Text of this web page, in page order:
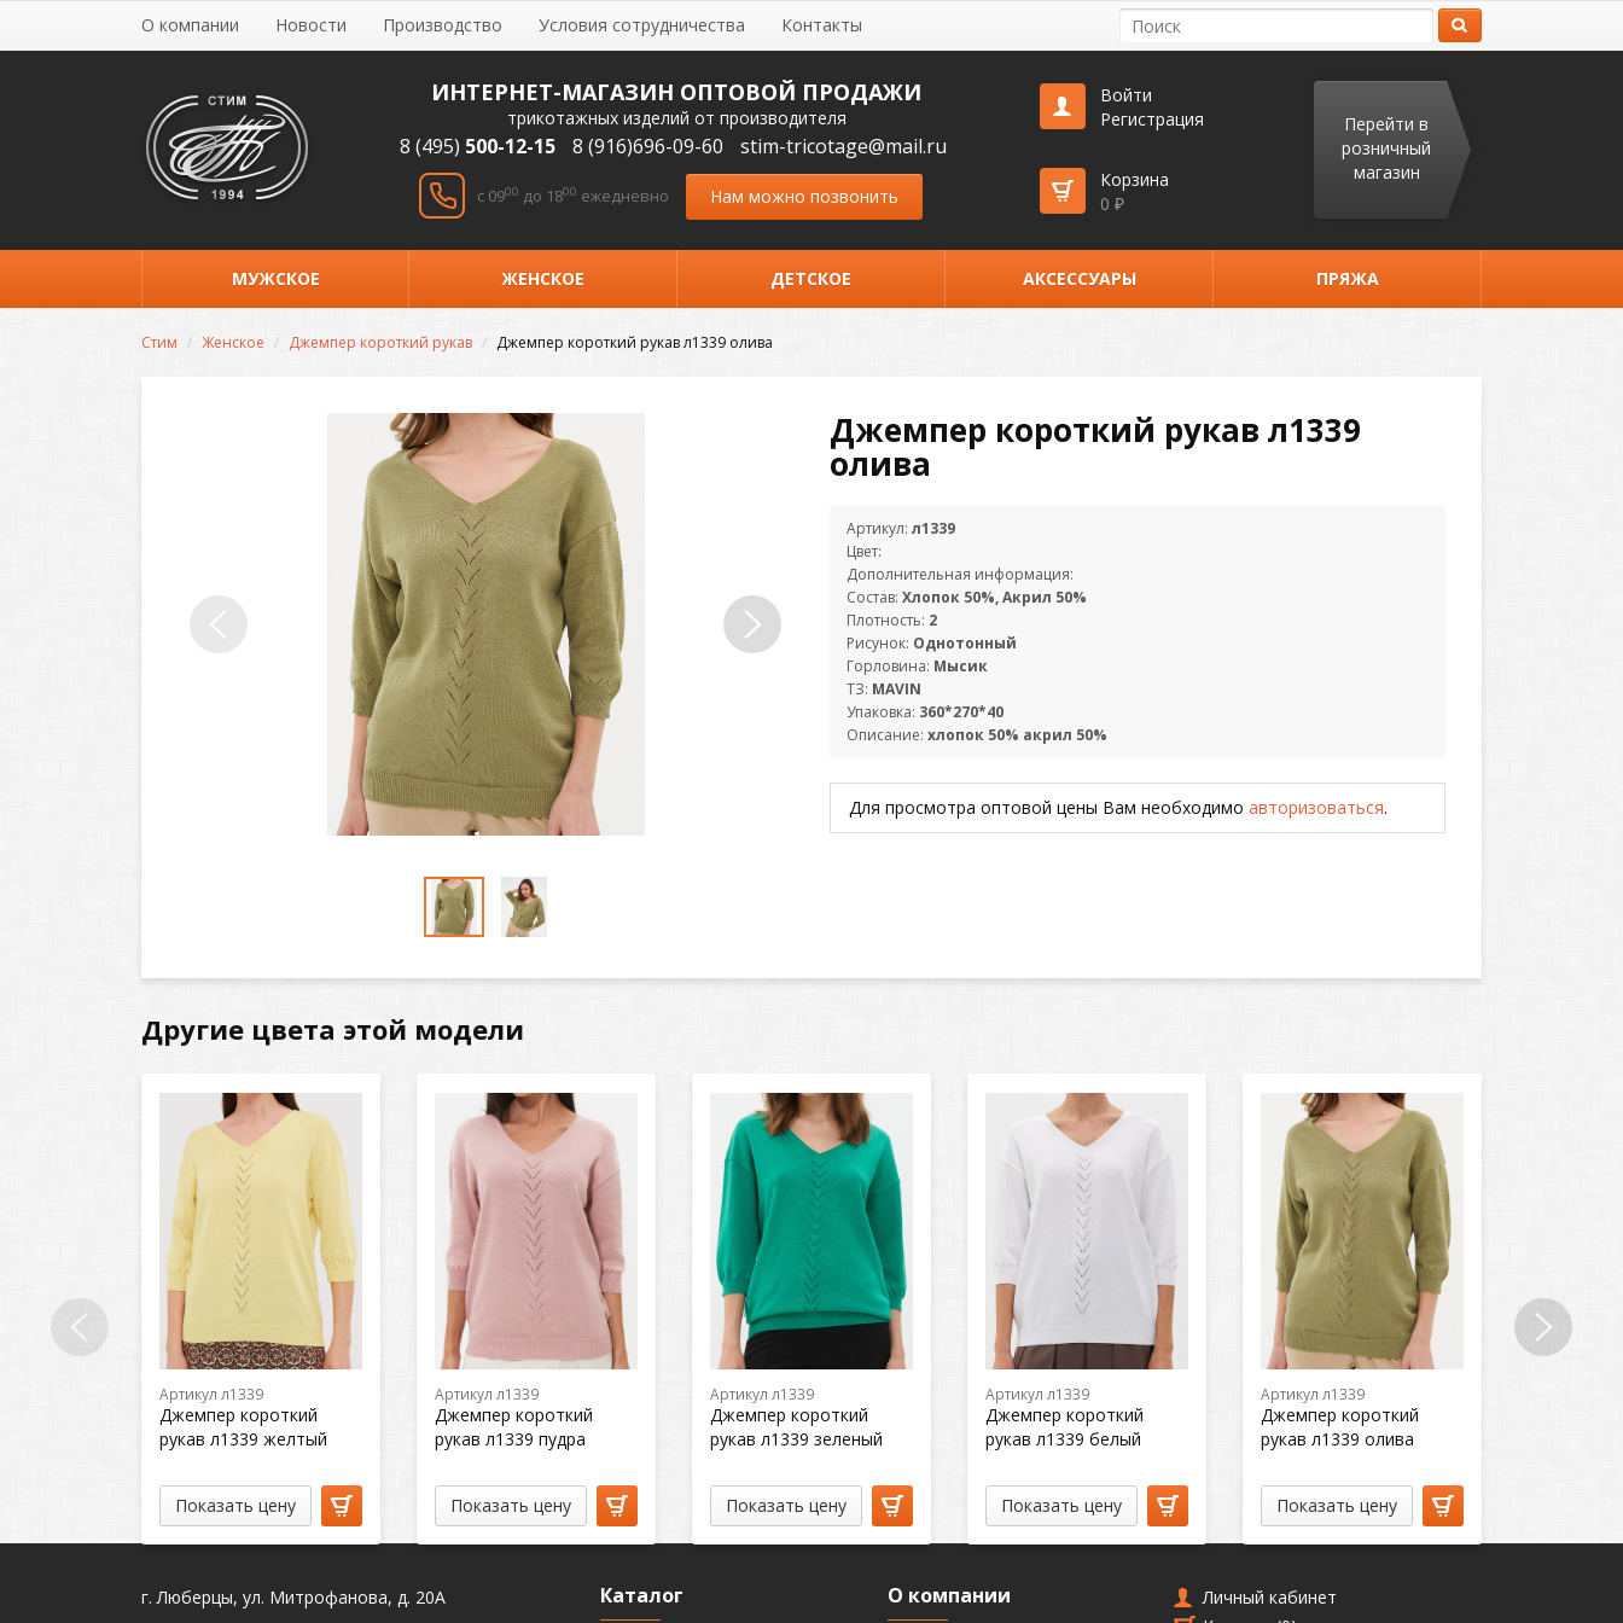
О компании Новости Производство Условия сотрудничества Контакты
ИНТЕРНЕТ-МАГАЗИН ОПТОВОЙ ПРОДАЖИ
трикотажных изделий от производителя
8 (495) 500-12-15 8 (916)696-09-60 stim-tricotage@mail.ru
c 0900 до 1800 ежедневно Нам можно позвонить
Войти
Регистрация
Корзина
0 ₽
Перейти в
розничный
магазин
МУЖСКОЕ ЖЕНСКОЕ ДЕТСКОЕ АКСЕССУАРЫ ПРЯЖА
Стим Женское Джемпер короткий рукав Джемпер короткий рукав л1339 олива
Джемпер короткий рукав л1339
олива
Артикул: л1339
Цвет:
Дополнительная информация:
Состав: Хлопок 50%, Акрил 50%
Плотность: 2
Рисунок: Однотонный
Горловина: Мысик
ТЗ: MAVIN
Упаковка: 360*270*40
Описание: хлопок 50% акрил 50%
Для просмотра оптовой цены Вам необходимо авторизоваться.
Другие цвета этой модели
Артикул л1339
Джемпер короткий
рукав л1339 желтый
Показать цену
Артикул л1339
Джемпер короткий
рукав л1339 пудра
Показать цену
Артикул л1339
Джемпер короткий
рукав л1339 зеленый
Показать цену
Артикул л1339
Джемпер короткий
рукав л1339 белый
Показать цену
Артикул л1339
Джемпер короткий
рукав л1339 олива
Показать цену
г. Люберцы, ул. Митрофанова, д. 20А Каталог О компании
Личный кабинет